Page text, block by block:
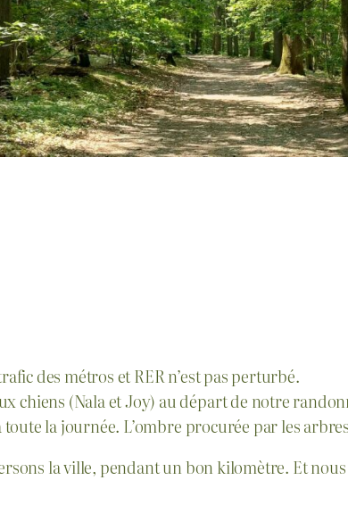
des métros et RER n’est pas perturbé.
chiens (Nala et Joy) au départ de notre
la journée. L’ombre procurée par les
la ville, pendant un bon kilomètre. Et